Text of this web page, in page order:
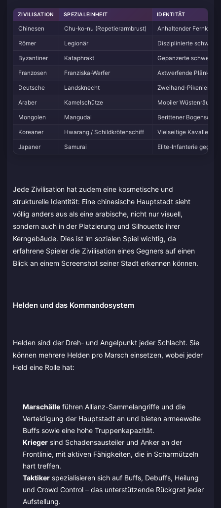
ZIVILISATION SPEZIALEINHEIT IDENTITÄT
Chinesen Chu-ko-nu (Repetierarmbrust)
Anhaltender
Römer
Legionär
Disziplinierte schwere
Byzantiner
Kataphrakt
Gepanzerte schwere
Franzosen
Franziska-Werfer
Axtwerfende Plänkler
Deutsche
Landsknecht
Zweihand-Pikenier
Araber
Kamelschütze
Mobiler Wüstenräuber
Mongolen
Mangudai
Berittener
Koreaner
Hwarang / Schildkrötenschiff
Vielseitige Kavallerie/
Japaner
Samurai Elite-Infanterie gegen
Jede Zivilisation hat zudem eine kosmetische und
strukturelle Identität: Eine chinesische Hauptstadt sieht
völlig anders aus als eine arabische, nicht nur visuell,
sondern auch in der Platzierung und Silhouette ihrer
Kerngebäude. Dies ist im sozialen Spiel wichtig, da
erfahrene Spieler die Zivilisation eines Gegners auf einen
Blick an einem Screenshot seiner Stadt erkennen können.
Helden und das Kommandosystem
Helden sind der Dreh- und Angelpunkt jeder Schlacht. Sie
können mehrere Helden pro Marsch einsetzen, wobei jeder
Held eine Rolle hat:
Marschälleführen Allianz-Sammelangriffe und die
Verteidigung der Hauptstadt an und bieten armeeweite
Buffs sowie eine hohe Truppenkapazität.
Kriegersind Schadensausteiler und Anker an der
Frontlinie, mit aktiven Fähigkeiten, die in Scharmützeln
hart treffen.
Taktikerspezialisieren sich auf Buffs, Debuffs, Heilung
und Crowd Control – das unterstützende Rückgrat jeder
Aufstellung.